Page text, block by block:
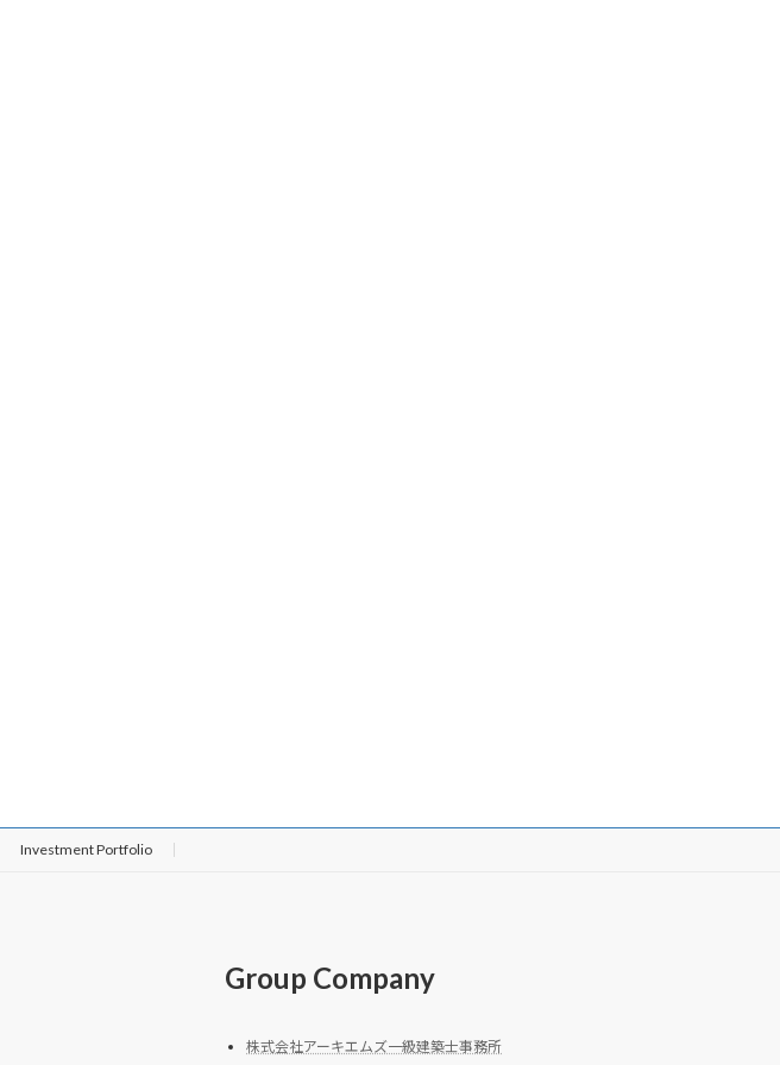
Investment Portfolio
Group Company
株式会社アーキエムズ一級建築士事務所